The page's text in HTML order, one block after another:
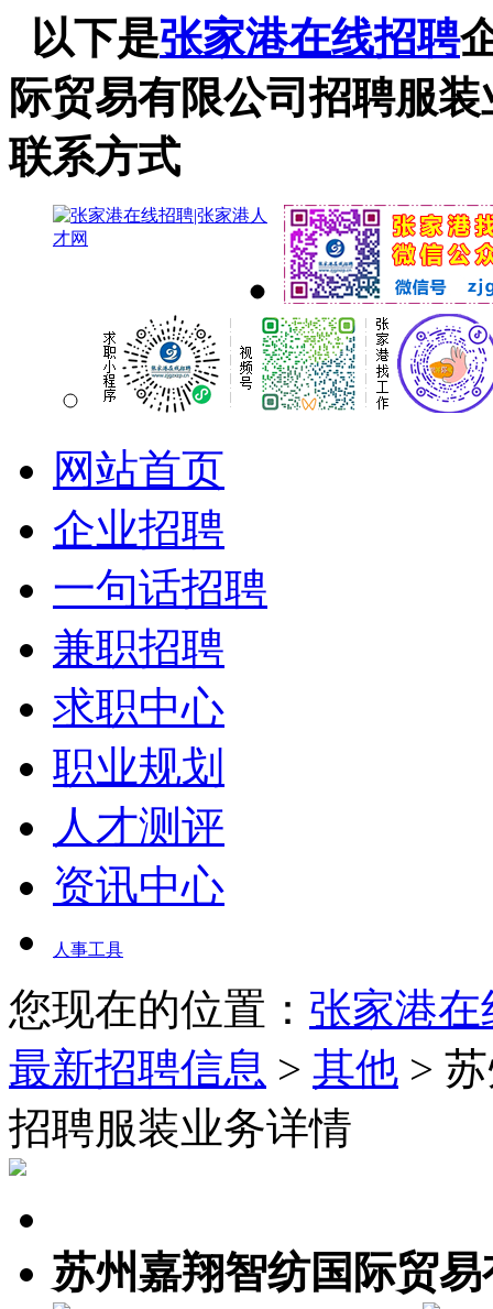
以下是张家港在线招聘
际贸易有限公司招聘服
联系方式
网站首页
企业招聘
一句话招聘
兼职招聘
求职中心
职业规划
人才测评
资讯中心
人事工具
您现在的位置： 张家港
最新招聘信息 > 其他 >
招聘服装业务详情
苏州嘉翔智纺国际贸